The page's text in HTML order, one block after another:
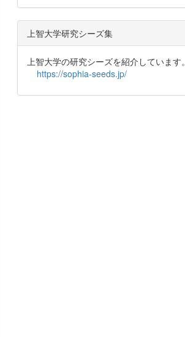
上智大学研究シーズ集
上智大学の研究シーズを紹介しています。
https://sophia-seeds.jp/